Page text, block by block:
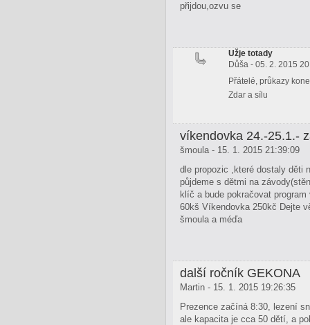
přijdou,ozvu se
Užje totady
Důša - 05. 2. 2015
Přátelé, průkazy
Zdar a sílu
víkendovka 24.-25.1.-
šmoula - 15. 1. 2015 21:39:09
dle propozic ,které dostaly děti
půjdeme s dětmi na
klíč a bude pokračovat
60kš Víkendovka 250kč Dejte
šmoula a méďa
další ročník GEKONA
Martin - 15. 1. 2015 19:26:35
Prezence začíná 8:30, lezení
ale kapacita je cca 50 dětí, a